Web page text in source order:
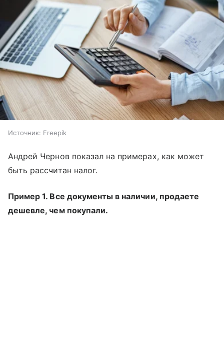
Источник: Freepik
Андрей Чернов показал на примерах, как может
быть рассчитан налог.
Пример 1. Все документы в наличии, продаете
дешевле, чем покупали.